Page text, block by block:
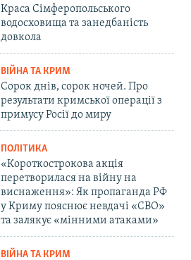
Краса Сімферопольського
водосховища та занедбаність
довкола
ВІЙНА ТА КРИМ
Сорок днів, сорок ночей. Про
результати кримської операції з
примусу Росії до миру
ПОЛІТИКА
«Короткострокова акція
перетворилася на війну на
виснаження»: Як пропаганда РФ
у Криму пояснює невдачі «СВО»
та залякує «мінними атаками»
ВІЙНА ТА КРИМ